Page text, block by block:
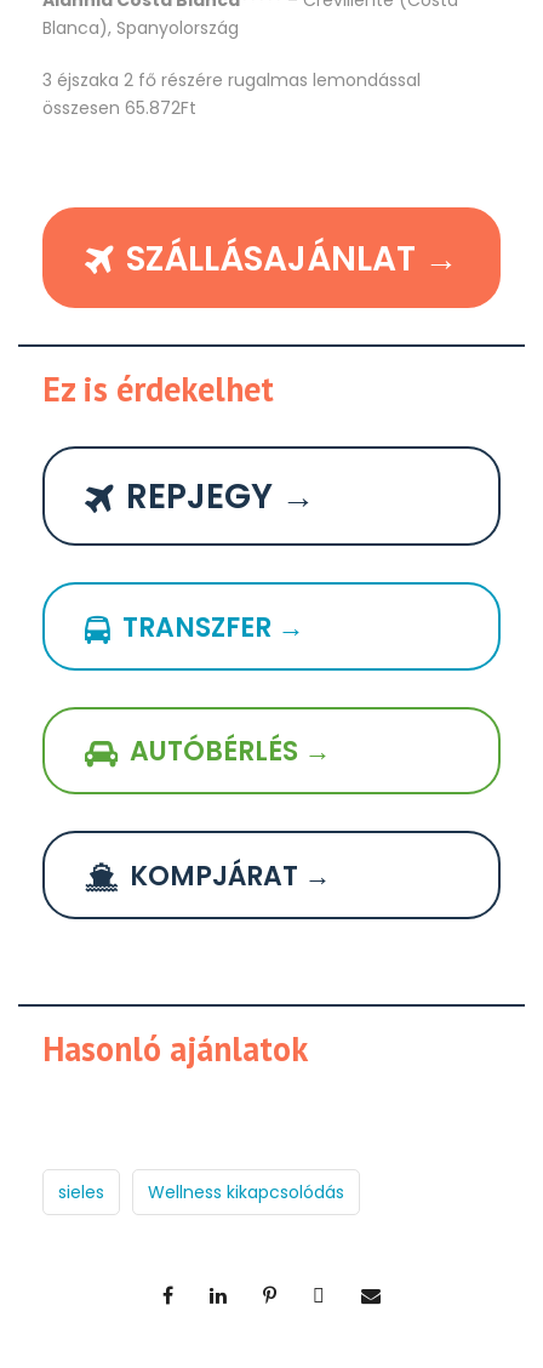
Blanca), Spanyolország
3 éjszaka 2 fő részére rugalmas lemondással
összesen 65.872Ft
SZÁLLÁSAJÁNLAT →
Ez is érdekelhet
REPJEGY →
TRANSZFER →
AUTÓBÉRLÉS →
KOMPJÁRAT →
Hasonló ajánlatok
sieles Wellness kikapcsolódás